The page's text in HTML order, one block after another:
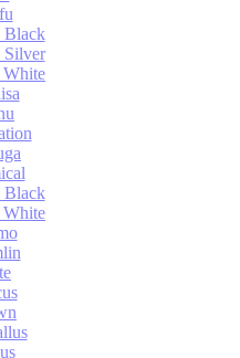
Black
Silver
White
Black
White